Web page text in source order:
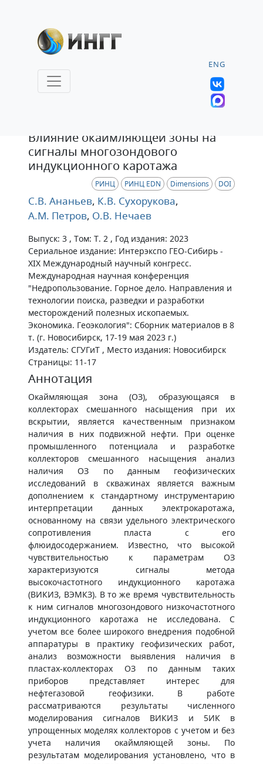
ENG
Влияние окаймляющей зоны на
сигналы многозондового
индукционного каротажа
РИНЦ РИНЦ EDN Dimensions DOI
С.В. Ананьев, К.В. Сухорукова,
А.М. Петров, О.В. Нечаев
Выпуск: 3 , Том: Т. 2 , Год издания: 2023
Сериальное издание: Интерэкспо ГЕО-Сибирь -
XIX Международный научный конгресс.
Международная научная конференция
"Недропользование. Горное дело. Направления и
технологии поиска, разведки и разработки
месторождений полезных ископаемых.
Экономика. Геоэкология": Сборник материалов в 8
т. (г. Новосибирск, 17-19 мая 2023 г.)
Издатель: СГУГиТ , Место издания: Новосибирск
Страницы: 11-17
Аннотация
Окаймляющая зона (ОЗ), образующаяся в
коллекторах смешанного насыщения при их
вскрытии, является качественным признаком
наличия в них подвижной нефти. При оценке
промышленного потенциала и разработке
коллекторов смешанного насыщения анализ
наличия ОЗ по данным геофизических
исследований в скважинах является важным
дополнением к стандартному инструментарию
интерпретации данных электрокаротажа,
основанному на связи удельного электрического
сопротивления пласта с его
флюидосодержанием. Известно, что высокой
чувствительностью к параметрам ОЗ
характеризуются сигналы метода
высокочастотного индукционного каротажа
(ВИКИЗ, ВЭМКЗ). В то же время чувствительность
к ним сигналов многозондового низкочастотного
индукционного каротажа не исследована. С
учетом все более широкого внедрения подобной
аппаратуры в практику геофизических работ,
анализ возможности выявления наличия в
пластах-коллекторах ОЗ по данным таких
приборов представляет интерес для
нефтегазовой геофизики. В работе
рассматриваются результаты численного
моделирования сигналов ВИКИЗ и 5ИК в
упрощенных моделях коллекторов с учетом и без
учета наличия окаймляющей зоны. По
результатам моделирования установлено, что в